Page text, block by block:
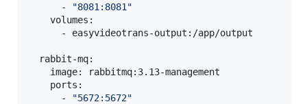
      -
"8081:8081 "
    volumes:
      - easyvideotrans-output:/app/output
  rabbit-mq:
    image: rabbitmq:3.13-management
    ports:
      -
"5672:5672"